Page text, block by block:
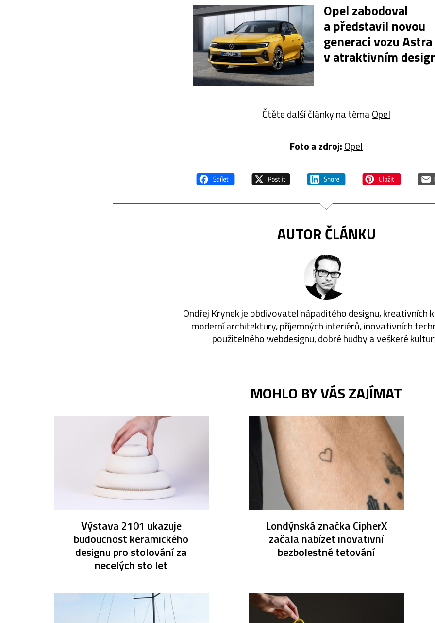
Opel zabodoval
a představil novou
generaci vozu Astra
v atraktivním
Čtěte další články na témaOpel
Foto a zdroj:Opel
AUTOR ČLÁNKU
Ondřej Krynek je obdivovatel nápaditého designu, kreativních
moderní architektury, příjemných interiérů, inovativních
použitelného webdesignu, dobré hudby a veškeré
MOHLO BY VÁS ZAJÍMAT
Výstava 2101 ukazuje
budoucnost keramického
designu pro stolování za
necelých sto let
Londýnská značka CipherX
začala nabízet inovativní
bezbolestné tetování